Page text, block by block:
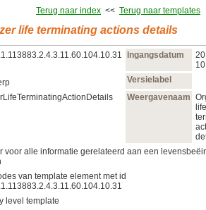
Terug naar index << Terug naar templates
life terminating actions details
Ingangsdatum
Versielabel
Weergavenaam
life
voor alle informatie gerelateerd aan een
van template element met id
level template